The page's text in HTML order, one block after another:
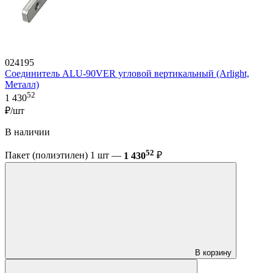
024195
Соединитель ALU-90VER угловой вертикальный (Arlight,
Металл)
1 43052
₽/шт
В наличии
Пакет (полиэтилен) 1 шт — 1 43052 ₽
В корзину